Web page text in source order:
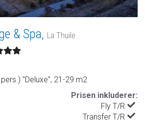
& Spa, La Thuile
"Deluxe", 21-29 m2
Prisen inkluderer:
Fly T/R
Transfer T/R